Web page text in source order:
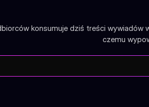
konsumuje dziś treści wywiadów
czemu